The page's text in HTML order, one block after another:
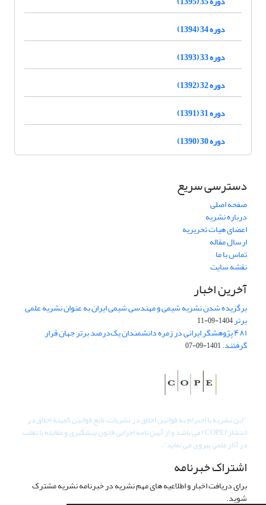
دوره 34 (1394)
دوره 33 (1393)
دوره 32 (1392)
دوره 31 (1391)
دوره 30 (1390)
دسترسی سریع
صفحه اصلی
درباره نشریه
اعضای هیات تحریریه
ارسال مقاله
تماس با ما
نقشه سایت
آخرین اخبار
برگزیده شدن نشریه شیمی و مهندسی شیمی ایران به عنوان نشریه علمی
برتر1404-09-11
۴۸۱ پژوهشگر ایرانی در زمره دانشمندان یک‌درصد برتر جهان قرار
گرفتند.1401-09-07
"این نشریه با احترام به قوانین اخلاق در نشریات، تابع قوانین کمیتۀ اخلاق در
انتشار (COPE) می باشد و از آیین نامه اجرایی قانون پیشگیری و مقابله با تقلب
در آثار علمی پیروی می نماید".
اشتراک خبرنامه
برای دریافت اخبار و اطلاعیه های مهم نشریه در خبرنامه نشریه مشترک
شوید.